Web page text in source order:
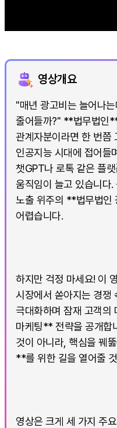
영상개요
"매년 광고비는 늘어나
줄어들까?" **법무법인
관계자분이라면 한 번쯤
인공지능 시대에 접어들
챗GPT나 로톡 같은 플
움직임이 늘고 있습니다
노출 위주의 **법무법인
어렵습니다.
하지만 걱정 마세요! 이
시장에서 쏟아지는 경
극대화하며 잠재 고객의
마케팅** 전략을 공개합
것이 아니라, 핵심을 꿰
**를 위한 길을 열어줄
영상은 크게 세 가지 주